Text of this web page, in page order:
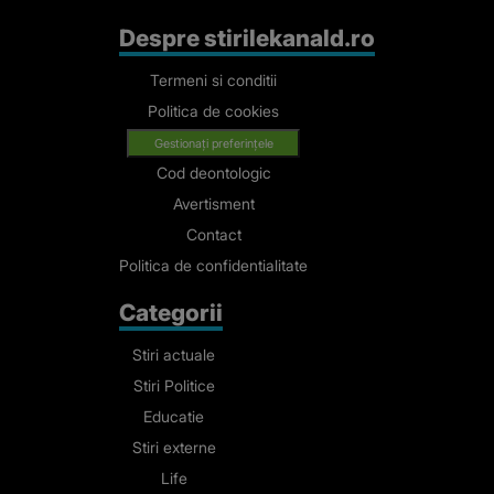
Despre stirilekanald.ro
Termeni si conditii
Politica de cookies
Gestionați preferințele
Cod deontologic
Avertisment
Contact
Politica de confidentialitate
Categorii
Stiri actuale
Stiri Politice
Educatie
Stiri externe
Life